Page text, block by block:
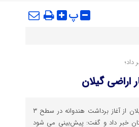
پ
رئیس سازمان جهاد کشاورزی گیلان از آغاز برداشت هندوانه در سطح ۳
خبر داد و گفت: پیش‌بینی می شود